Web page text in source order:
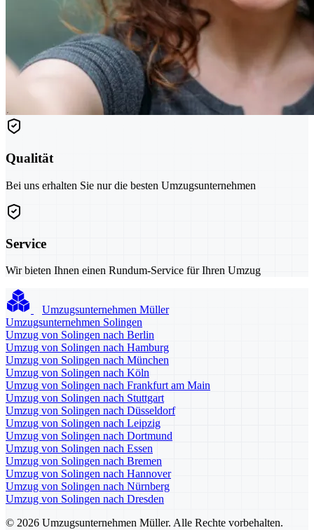
Qualität
Bei uns erhalten Sie nur die besten Umzugsunternehmen
Service
Wir bieten Ihnen einen Rundum-Service für Ihren Umzug
Umzugsunternehmen Müller
Umzugsunternehmen Solingen
Umzug von Solingen nach Berlin
Umzug von Solingen nach Hamburg
Umzug von Solingen nach München
Umzug von Solingen nach Köln
Umzug von Solingen nach Frankfurt am Main
Umzug von Solingen nach Stuttgart
Umzug von Solingen nach Düsseldorf
Umzug von Solingen nach Leipzig
Umzug von Solingen nach Dortmund
Umzug von Solingen nach Essen
Umzug von Solingen nach Bremen
Umzug von Solingen nach Hannover
Umzug von Solingen nach Nürnberg
Umzug von Solingen nach Dresden
© 2026 Umzugsunternehmen Müller. Alle Rechte vorbehalten.